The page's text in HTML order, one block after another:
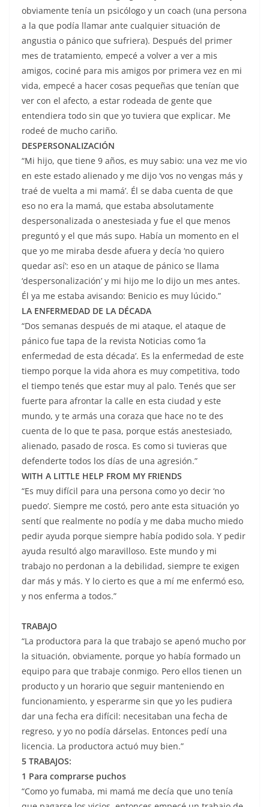
obviamente tenía un psicólogo y un coach (una persona
a la que podía llamar ante cualquier situación de
angustia o pánico que sufriera). Después del primer
mes de tratamiento, empecé a volver a ver a mis
amigos, cociné para mis amigos por primera vez en mi
vida, empecé a hacer cosas pequeñas que tenían que
ver con el afecto, a estar rodeada de gente que
entendiera todo sin que yo tuviera que explicar. Me
rodeé de mucho cariño.
DESPERSONALIZACIÓN
“Mi hijo, que tiene 9 años, es muy sabio: una vez me vio
en este estado alienado y me dijo ‘vos no vengas más y
traé de vuelta a mi mamá’. Él se daba cuenta de que
eso no era la mamá, que estaba absolutamente
despersonalizada o anestesiada y fue el que menos
preguntó y el que más supo. Había un momento en el
que yo me miraba desde afuera y decía ‘no quiero
quedar así’: eso en un ataque de pánico se llama
‘despersonalización’ y mi hijo me lo dijo un mes antes.
Él ya me estaba avisando: Benicio es muy lúcido.”
LA ENFERMEDAD DE LA DÉCADA
“Dos semanas después de mi ataque, el ataque de
pánico fue tapa de la revista Noticias como ‘la
enfermedad de esta década’. Es la enfermedad de este
tiempo porque la vida ahora es muy competitiva, todo
el tiempo tenés que estar muy al palo. Tenés que ser
fuerte para afrontar la calle en esta ciudad y este
mundo, y te armás una coraza que hace no te des
cuenta de lo que te pasa, porque estás anestesiado,
alienado, pasado de rosca. Es como si tuvieras que
defenderte todos los días de una agresión.”
WITH A LITTLE HELP FROM MY FRIENDS
“Es muy difícil para una persona como yo decir ‘no
puedo’. Siempre me costó, pero ante esta situación yo
sentí que realmente no podía y me daba mucho miedo
pedir ayuda porque siempre había podido sola. Y pedir
ayuda resultó algo maravilloso. Este mundo y mi
trabajo no perdonan a la debilidad, siempre te exigen
dar más y más. Y lo cierto es que a mí me enfermó eso,
y nos enferma a todos.”
TRABAJO
“La productora para la que trabajo se apenó mucho por
la situación, obviamente, porque yo había formado un
equipo para que trabaje conmigo. Pero ellos tienen un
producto y un horario que seguir manteniendo en
funcionamiento, y esperarme sin que yo les pudiera
dar una fecha era difícil: necesitaban una fecha de
regreso, y yo no podía dárselas. Entonces pedí una
licencia. La productora actuó muy bien.”
5 TRABAJOS:
1 Para comprarse puchos
“Como yo fumaba, mi mamá me decía que uno tenía